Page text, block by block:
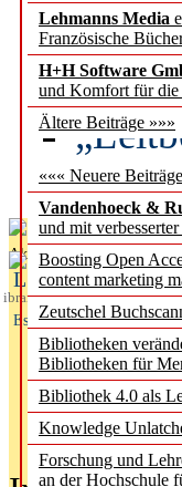
Lehmanns Media
Französische
H+H Software
und Komfort für
Ältere Beiträge »»»
««« Neuere Beiträge
Vandenhoeck &
und mit
Boosting Open
content marketing
Zeutschel
Bibliotheken
Bibliotheken für
Bibliothek 4.0 als
Knowledge
Forschung und
an der Hochschule
des
Aktuelles aus
L
ibrary
Essentials